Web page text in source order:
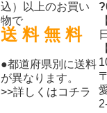
込）以上のお買い
物で
送 料 無 料
●都道府県別に送料
が異なります。
>>詳しくはコチラ